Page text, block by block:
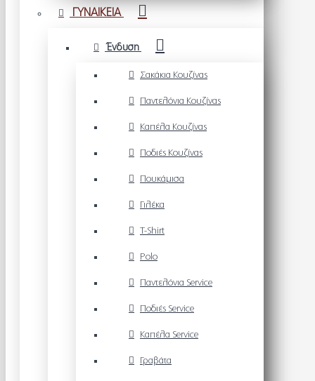
ΓΥΝΑΙΚΕΙΑ
Ένδυση
Σακάκια Κουζίνας
Παντελόνια Κουζίνας
Καπέλα Κουζίνας
Ποδιές Κουζίνας
Πουκάμισα
Γιλέκα
T-Shirt
Polo
Παντελόνια Service
Ποδιές Service
Καπέλα Service
Γραβάτα